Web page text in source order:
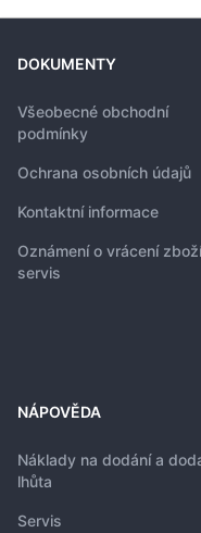
DOKUMENTY
Všeobecné obchodní
podmínky
Ochrana osobních údajů
Kontaktní informace
Oznámení o vrácení
servis
NÁPOVĚDA
Náklady na dodání a
lhůta
Servis